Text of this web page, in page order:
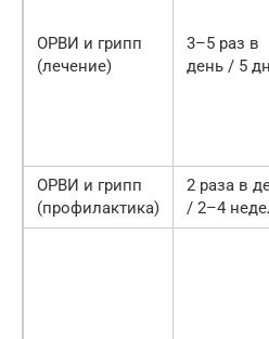
ОРВИ и грипп
(лечение)
3–5 раз в
день / 5
ОРВИ и грипп
(профилактика)
2 раза в
/ 2–4